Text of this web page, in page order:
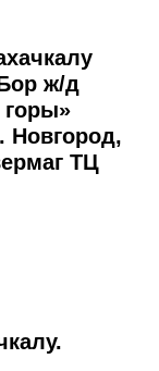
ж/д
Новгород,
ТЦ